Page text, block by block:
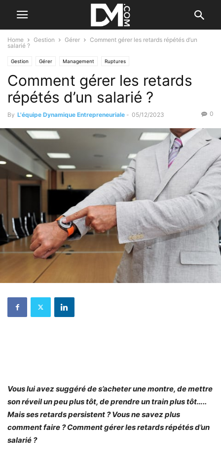
Home Gestion Gérer
Comment gérer les retards répétés d’un
salarié ?
Gestion Gérer Management Ruptures
Comment gérer les retards
répétés d’un salarié ?
By L'équipe Dynamique Entrepreneuriale - 05/12/2023 0
Vous lui avez suggéré de s’acheter une montre, de mettre
son réveil un peu plus tôt, de prendre un train plus tôt…..
Mais ses retards persistent ? Vous ne savez plus
comment faire ?Comment gérer les retards répétés d’un
salarié ?